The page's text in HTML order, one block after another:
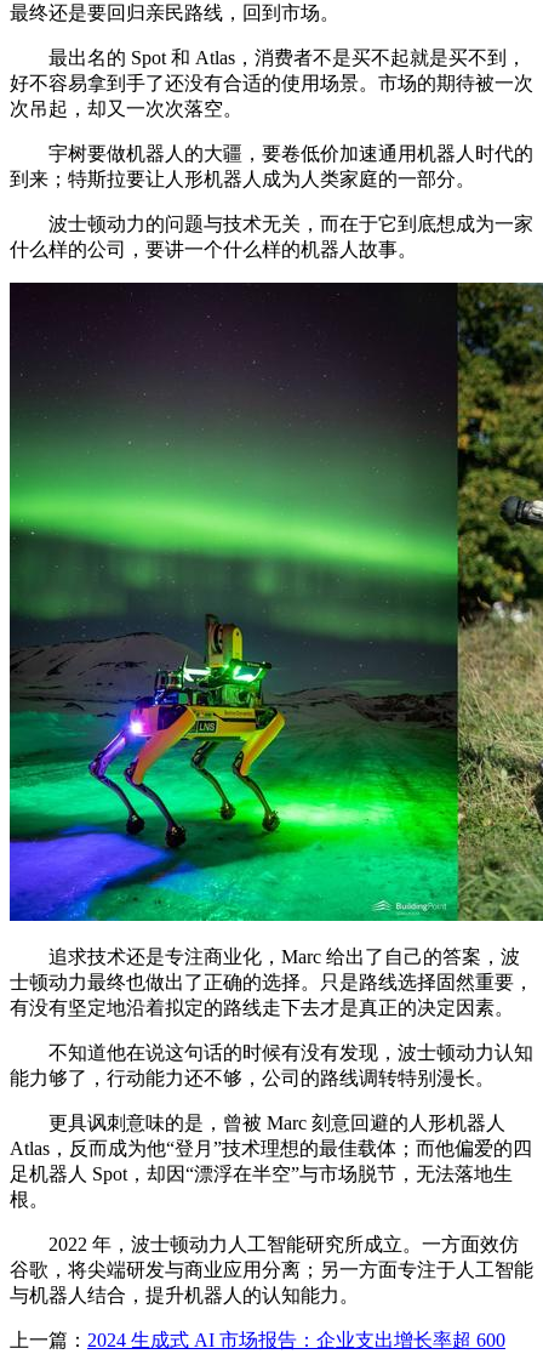
最终还是要回归亲民路线，回到市场。
最出名的 Spot 和 Atlas，消费者不是买不起就是买不到，
好不容易拿到手了还没有合适的使用场景。市场的期待被一次
次吊起，却又一次次落空。
宇树要做机器人的大疆，要卷低价加速通用机器人时代的
到来；特斯拉要让人形机器人成为人类家庭的一部分。
波士顿动力的问题与技术无关，而在于它到底想成为一家
什么样的公司，要讲一个什么样的机器人故事。
追求技术还是专注商业化，Marc 给出了自己的答案，波
士顿动力最终也做出了正确的选择。只是路线选择固然重要，
有没有坚定地沿着拟定的路线走下去才是真正的决定因素。
不知道他在说这句话的时候有没有发现，波士顿动力认知
能力够了，行动能力还不够，公司的路线调转特别漫长。
更具讽刺意味的是，曾被 Marc 刻意回避的人形机器人
Atlas，反而成为他“登月”技术理想的最佳载体；而他偏爱的四
足机器人 Spot，却因“漂浮在半空”与市场脱节，无法落地生
根。
2022 年，波士顿动力人工智能研究所成立。一方面效仿
谷歌，将尖端研发与商业应用分离；另一方面专注于人工智能
与机器人结合，提升机器人的认知能力。
上一篇： 2024 生成式 AI 市场报告：企业支出增长率超 600